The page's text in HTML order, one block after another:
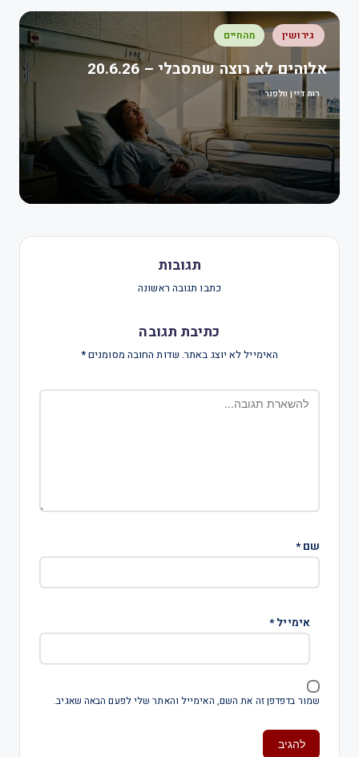
גירושין מהחיים
אלוהים לא רוצה שתסבלי – 20.6.26
רות דיין וולפנר
תגובות
כתבו תגובה ראשונה
כתיבת תגובה
האימייל לא יוצג באתר. שדות החובה מסומנים*
שם*
אימייל*
שמור בדפדפן זה את השם, האימייל והאתר שלי לפעם הבאה שאגיב.